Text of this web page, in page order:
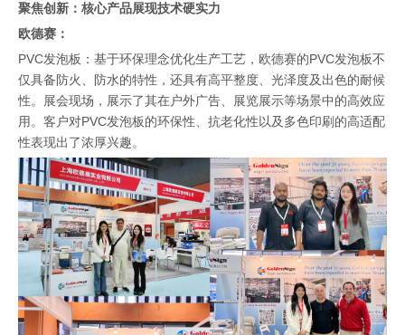
聚焦创新：核心产品展现技术硬实力
欧德赛：
PVC发泡板：基于环保理念优化生产工艺，欧德赛的PVC发泡板不
仅具备防火、防水的特性，还具有高平整度、光泽度及出色的耐候
性。展会现场，展示了其在户外广告、展览展示等场景中的高效应
用。客户对PVC发泡板的环保性、抗老化性以及多色印刷的高适配
性表现出了浓厚兴趣。